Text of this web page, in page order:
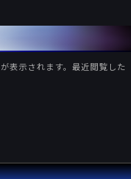
表示されます。最近閲覧した